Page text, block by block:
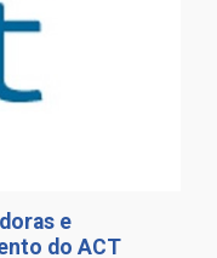
e
do ACT